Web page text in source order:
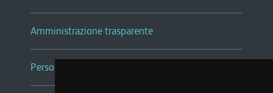
Amministrazione trasparente
Persone e Uffici